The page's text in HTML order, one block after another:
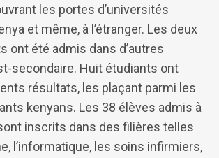
les portes d’universités
et même, à l’étranger. Les deux
ont été admis dans d’autres
secondaire. Huit étudiants ont
résultats, les plaçant parmi les
kenyans. Les 38 élèves admis à
inscrits dans des filières telles
l’informatique, les soins infirmiers,